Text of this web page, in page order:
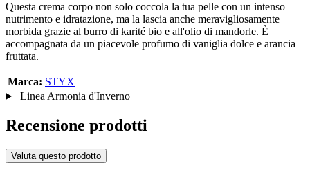
Questa crema corpo non solo coccola la tua pelle con un intenso
nutrimento e idratazione, ma la lascia anche meravigliosamente
morbida grazie al burro di karité bio e all'olio di mandorle. È
accompagnata da un piacevole profumo di vaniglia dolce e arancia
fruttata.
Marca: STYX
Linea Armonia d'Inverno
Recensione prodotti
Valuta questo prodotto